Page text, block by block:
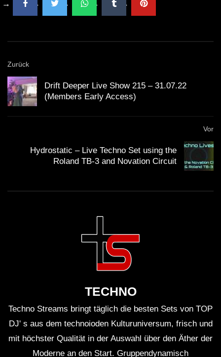
Zurück
Drift Deeper Live Show 215 – 31.07.22
(Members Early Access)
Vor
Hydrostatic – Live Techno Set using the
Roland TB-3 and Novation Circuit
TECHNO
Techno Streams bringt täglich die besten Sets von TOP
DJ' s aus dem technoioden Kulturuniversum, frisch und
mit höchster Qualität in der Auswahl über den Äther der
Moderne an den Start. Gruppendynamisch